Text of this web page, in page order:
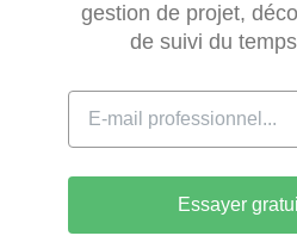
gestion de projet,
de suivi du
Essayer